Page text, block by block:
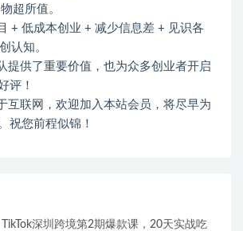
超所值。
+ 低成本创业 + 减少信息差 + 见识各
认知。
提供了重要价值，也为众多创业者开启
评！
互联网，欢迎加入本站会员，将尽早为
祝您前程似锦！
TikTok深圳跨境第2期爆款课，20天实战吃